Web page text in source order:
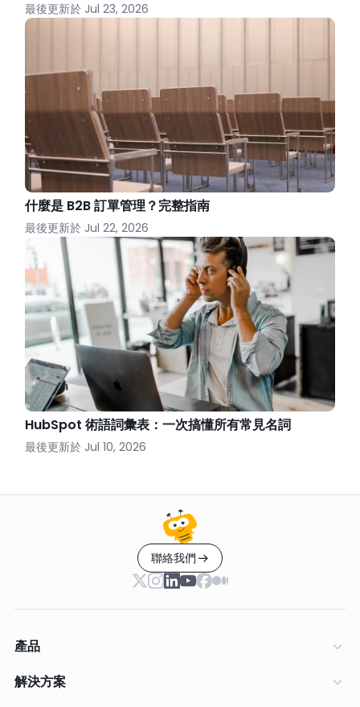
最後更新於 Jul 23, 2026
什麼是 B2B 訂單管理？完整指南
最後更新於 Jul 22, 2026
HubSpot 術語詞彙表：一次搞懂所有常見名詞
最後更新於 Jul 10, 2026
聯絡我們
產品
解決方案